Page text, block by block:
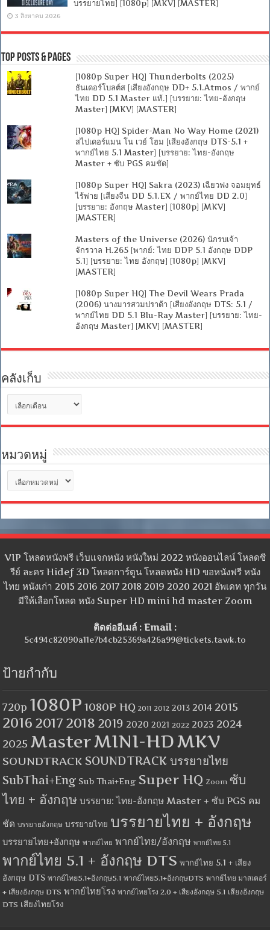
บรรยายไทย] [1080p] [MKV] [MASTER]
3 สิงหาคม 2026
Top Posts & Pages
[1080p Super HQ] Thunderbolts (2025)
ธันเดอร์โบลต์ส [เสียงอังกฤษ DD+ 5.1.Atmos / พากย์
ไทย DD 5.1 Master แท้.] [บรรยาย: ไทย-อังกฤษ
Master] [MKV] [MASTER]
[1080p HQ] Spider-Man No Way Home (2021)
สไปเดอร์แมน โน เวย์ โฮม [เสียงอังกฤษ DTS-5.1 +
พากย์ไทย 5.1 Master] [บรรยาย: ไทย-อังกฤษ
Master + ซับ PGS คมชัด]
[1080p Super HQ] Sakra (2023) เฉียวฟง จอมยุทธ์
ไร้พ่าย [เสียงจีน DD 5.1.EX / พากย์ไทย DD 2.0]
[บรรยาย: อังกฤษ Master] [1080p] [MKV]
[MASTER]
Masters of the Universe (2026) นักรบเจ้า
จักรวาล H.265 [พากย์: ไทย DDP 5.1 อังกฤษ DDP
5.1] [บรรยาย: ไทย อังกฤษ] [1080p] [MKV]
[MASTER]
[1080p Super HQ] The Devil Wears Prada
(2006) นางมารสวมปราด้า [เสียงอังกฤษ DTS: 5.1 /
พากย์ไทย DD 5.1 Blu-Ray Master] [บรรยาย: ไทย-
อังกฤษ Master] [MKV] [MASTER]
คลังเก็บ
คลัง
เก็บ
หมวดหมู่
หมวด
หมู่
VIP โหลดหนังฟรี เว็บแจกหนัง หนังใหม่ 2022 หนังออนไลน์ โหลดซี
รีย์ ละคร Hidef 3D โหลดการ์ตูน โหลดหนัง HD ขอหนังฟรี หนัง
ไทย หนังเก่า 2015 2016 2017 2018 2019 2020 2021 อัพเดท ทุกวัน
มีให้เลือกโหลด หนัง Super HD mini hd master Zoom
ติดต่ออีเมล์ : Email :
5c494c82090a11e7b4cb25369a426a99@tickets.tawk.to
ป้ายกำกับ
720p 1080P 1080P HQ 2011 2012 2013 2014 2015
2016 2017 2018 2019 2020 2021 2022 2023 2024
2025 MasterMINI-HDMKV
SOUNDTRACK SOUNDTRACK บรรยายไทย
SubThai+Eng Sub Thai+Eng Super HQ Zoom ซับ
ไทย + อังกฤษ บรรยาย: ไทย-อังกฤษ Master + ซับ PGS คม
ชัด บรรยายอังกฤษ บรรยายไทย บรรยายไทย + อังกฤษ
บรรยายไทย+อังกฤษ พากย์ไทย พากย์ไทย/อังกฤษ พากย์ไทย 5.1
พากย์ไทย 5.1 + อังกฤษ DTS พากย์ไทย 5.1 + เสียง
อังกฤษ DTS พากย์ไทย5.1+อังกฤษ5.1 พากย์ไทย5.1+อังกฤษDTS พากย์ไทย มาสเตอร์
+ เสียงอังกฤษ DTS พากย์ไทยโรง พากย์ไทยโรง 2.0 + เสียงอังกฤษ 5.1 เสียงอังกฤษ
DTS เสียงไทยโรง